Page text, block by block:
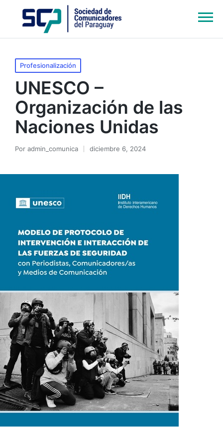
Publicado
en
Profesionalización
UNESCO –
Organización de las
Naciones Unidas
Publicado
Por admin_comunica diciembre 6, 2024